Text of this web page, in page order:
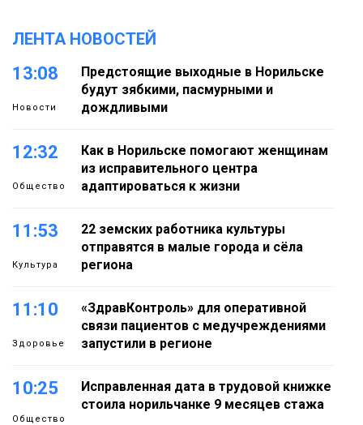
ЛЕНТА НОВОСТЕЙ
13:08
Новости
Предстоящие выходные в Норильске
будут зябкими, пасмурными и
дождливыми
12:32
Общество
Как в Норильске помогают женщинам
из исправительного центра
адаптироваться к жизни
11:53
Культура
22 земских работника культуры
отправятся в малые города и сёла
региона
11:10
Здоровье
«ЗдравКонтроль» для оперативной
связи пациентов с медучреждениями
запустили в регионе
10:25
Общество
Исправленная дата в трудовой книжке
стоила норильчанке 9 месяцев стажа